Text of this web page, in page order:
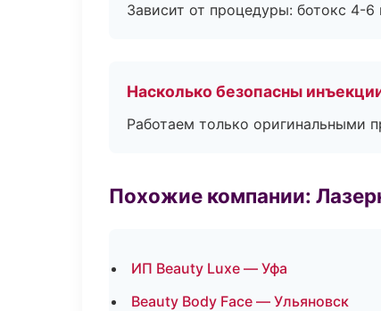
Зависит от процедуры: ботокс 4-
Насколько безопасны
Работаем только оригинальными
Похожие компании:
ИП Beauty Luxe — Уфа
Beauty Body Face — Ульяновск